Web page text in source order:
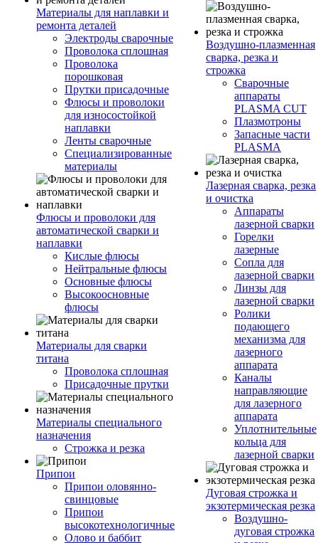
Материалы для наплавки и
ремонта деталей
Электроды сварочные
Проволока сплошная
Проволока
порошковая
Прутки присадочные
Флюсы и проволоки
для износостойкой
наплавки
Ленты сварочные
Специализированные
материалы
Флюсы и проволоки для
автоматической сварки и
наплавки
Кислые флюсы
Нейтральные флюсы
Основные флюсы
Высокоосновные
флюсы
Материалы для сварки
титана
Проволока сплошная
Присадочные прутки
Материалы специального
назначения
Строжка и резка
Припои
Припои оловянно-
свинцовые
Припои
высокотехнологичные
Олово и баббит
Воздушно-плазменная
сварка, резка и
строжка
Сварочные
аппараты
PLASMA CUT
Плазмотроны
Запасные части
PLASMA
Лазерная сварка, резка
и очистка
Аппараты
лазерной сварки
Горелки
лазерные
Сопла для
лазерной сварки
Линзы для
лазерной сварки
Ролики
подающего
механизма для
лазерного
аппарата
Каналы
направляющие
для лазерного
аппарата
Уплотнительные
кольца для
лазерной сварки
Дуговая строжка и
экзотермическая резка
Воздушно-
дуговая строжка